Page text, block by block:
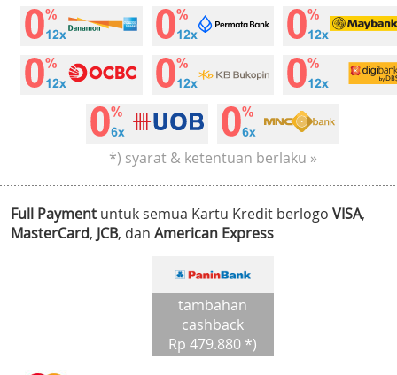
*) syarat & ketentuan berlaku »
Full Payment untuk semua Kartu Kredit berlogo VISA,
MasterCard, JCB, dan American Express
tambahan
cashback
Rp 479.880 *)